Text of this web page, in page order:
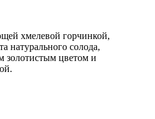
хмелевой горчинкой,
натурального солода,
золотистым цветом и